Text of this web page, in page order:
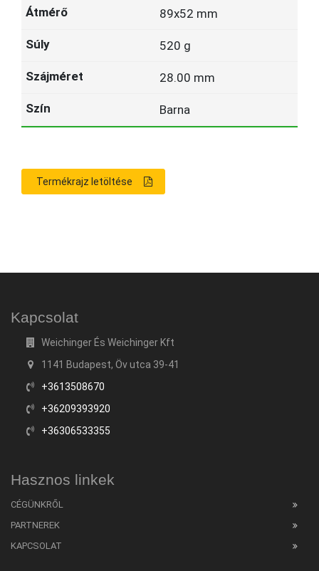
89x52 mm
520 g
28.00 mm
Barna
Termékrajz letöltése
Kapcsolat
Weichinger És Weichinger Kft
1141 Budapest, Öv utca 39-41
+3613508670
+36209393920
+36306533355
Hasznos linkek
CÉGÜNKRŐL
PARTNEREK
KAPCSOLAT